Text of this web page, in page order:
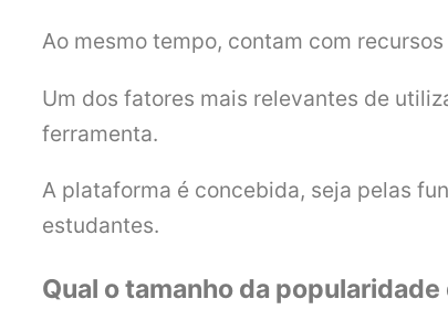
Ao mesmo tempo, contam com
Um dos fatores mais relevantes de
ferramenta.
A plataforma é concebida, seja pelas
estudantes.
Qual o tamanho da